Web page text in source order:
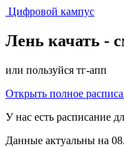
Цифровой кампус
Лень качать -
или пользуйся тг-апп
Открыть полное
У нас есть расписание
Данные актуальны на